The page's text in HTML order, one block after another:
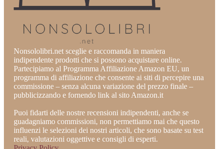
Nonsololibri.net sceglie e raccomanda in maniera
indipendente prodotti che si possono acquistare online.
Partecipiamo al Programma Affiliazione Amazon EU, un
programma di affiliazione che consente ai siti di percepire una
commissione – senza alcuna variazione del prezzo finale –
pubblicizzando e fornendo link al sito Amazon.it
Puoi fidarti delle nostre recensioni indipendenti, anche se
guadagniamo commissioni, non permettiamo mai che questo
influenzi le selezioni dei nostri articoli, che sono basate su test
reali, valutazioni oggettive e consigli di esperti.